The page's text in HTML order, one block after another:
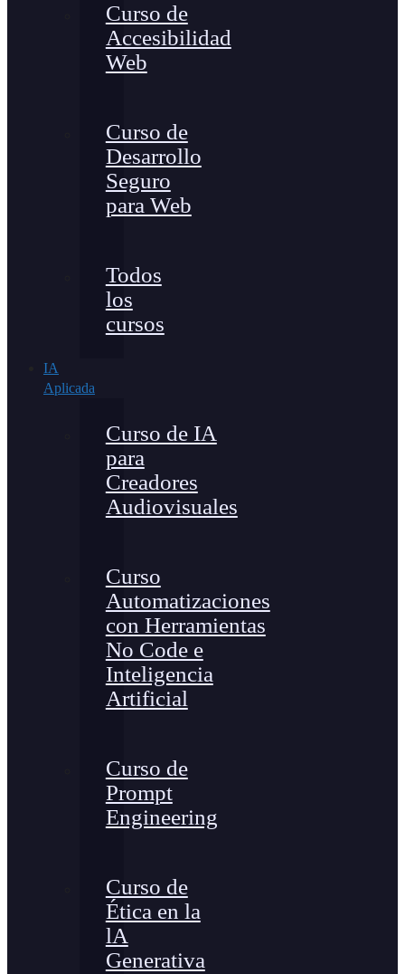
Curso de
Accesibilidad
Web
Curso de
Desarrollo
Seguro
para Web
Todos
los
cursos
IA
Aplicada
Curso de IA
para
Creadores
Audiovisuales
Curso
Automatizaciones
con Herramientas
No Code e
Inteligencia
Artificial
Curso de
Prompt
Engineering
Curso de
Ética en la
lA
Generativa